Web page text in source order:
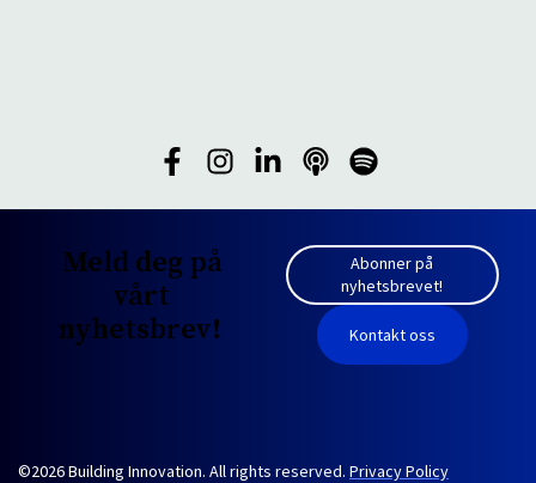
Meld deg på
vårt
nyhetsbrev!
Abonner på
nyhetsbrevet!
Kontakt oss
©2026 Building Innovation. All rights reserved. Privacy Policy